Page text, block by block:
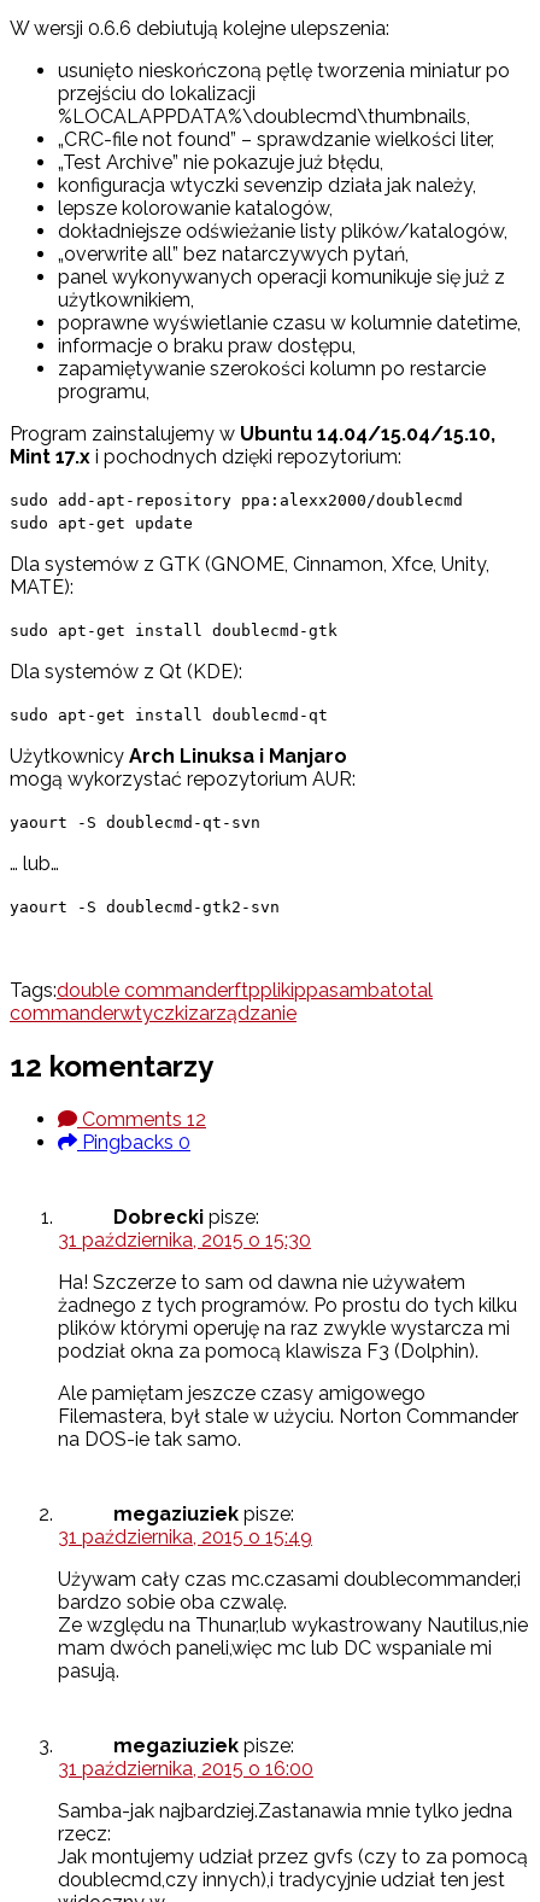
W wersji 0.6.6 debiutują kolejne ulepszenia:
usunięto nieskończoną pętlę tworzenia miniatur po
przejściu do lokalizacji
%LOCALAPPDATA%\doublecmd\thumbnails,
„CRC-file not found” – sprawdzanie wielkości liter,
„Test Archive” nie pokazuje już błędu,
konfiguracja wtyczki sevenzip działa jak należy,
lepsze kolorowanie katalogów,
dokładniejsze odświeżanie listy plików/katalogów,
„overwrite all” bez natarczywych pytań,
panel wykonywanych operacji komunikuje się już z
użytkownikiem,
poprawne wyświetlanie czasu w kolumnie datetime,
informacje o braku praw dostępu,
zapamiętywanie szerokości kolumn po restarcie
programu,
Program zainstalujemy w Ubuntu 14.04/15.04/15.10,
Mint 17.x i pochodnych dzięki repozytorium:
sudo add-apt-repository ppa:alexx2000/doublecmd
sudo apt-get update
Dla systemów z GTK (GNOME, Cinnamon, Xfce, Unity,
MATE):
sudo apt-get install doublecmd-gtk
Dla systemów z Qt (KDE):
sudo apt-get install doublecmd-qt
Użytkownicy Arch Linuksa i Manjaro
mogą wykorzystać repozytorium AUR:
yaourt -S doublecmd-qt-svn
… lub…
yaourt -S doublecmd-gtk2-svn
Tags:double commanderftpplikippasambatotal
commanderwtyczkizarządzanie
12 komentarzy
Comments 12
Pingbacks 0
Dobrecki pisze:
31 października, 2015 o 15:30
Ha! Szczerze to sam od dawna nie używałem
żadnego z tych programów. Po prostu do tych kilku
plików którymi operuję na raz zwykle wystarcza mi
podział okna za pomocą klawisza F3 (Dolphin).
Ale pamiętam jeszcze czasy amigowego
Filemastera, był stale w użyciu. Norton Commander
na DOS-ie tak samo.
megaziuziek pisze:
31 października, 2015 o 15:49
Używam cały czas mc.czasami doublecommander,i
bardzo sobie oba czwalę.
Ze względu na Thunar,lub wykastrowany Nautilus,nie
mam dwóch paneli,więc mc lub DC wspaniale mi
pasują.
megaziuziek pisze:
31 października, 2015 o 16:00
Samba-jak najbardziej.Zastanawia mnie tylko jedna
rzecz:
Jak montujemy udział przez gvfs (czy to za pomocą
doublecmd,czy innych),i tradycyjnie udział ten jest